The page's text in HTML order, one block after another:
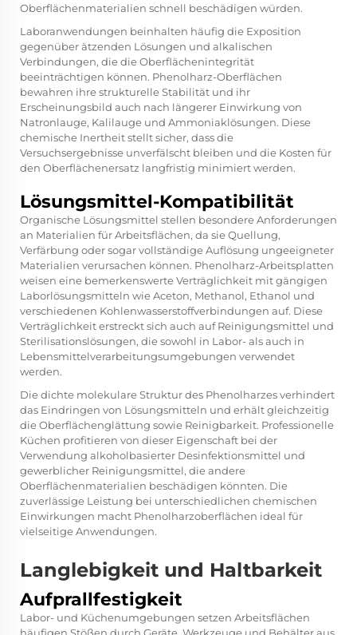
Oberflächenmaterialien schnell beschädigen würden.
Laboranwendungen beinhalten häufig die Exposition
gegenüber ätzenden Lösungen und alkalischen
Verbindungen, die die Oberflächenintegrität
beeinträchtigen können. Phenolharz-Oberflächen
bewahren ihre strukturelle Stabilität und ihr
Erscheinungsbild auch nach längerer Einwirkung von
Natronlauge, Kalilauge und Ammoniaklösungen. Diese
chemische Inertheit stellt sicher, dass die
Versuchsergebnisse unverfälscht bleiben und die Kosten für
den Oberflächenersatz langfristig minimiert werden.
Lösungsmittel-Kompatibilität
Organische Lösungsmittel stellen besondere Anforderungen
an Materialien für Arbeitsflächen, da sie Quellung,
Verfärbung oder sogar vollständige Auflösung ungeeigneter
Materialien verursachen können. Phenolharz-Arbeitsplatten
weisen eine bemerkenswerte Verträglichkeit mit gängigen
Laborlösungsmitteln wie Aceton, Methanol, Ethanol und
verschiedenen Kohlenwasserstoffverbindungen auf. Diese
Verträglichkeit erstreckt sich auch auf Reinigungsmittel und
Sterilisationslösungen, die sowohl in Labor- als auch in
Lebensmittelverarbeitungsumgebungen verwendet
werden.
Die dichte molekulare Struktur des Phenolharzes verhindert
das Eindringen von Lösungsmitteln und erhält gleichzeitig
die Oberflächenglättung sowie Reinigbarkeit. Professionelle
Küchen profitieren von dieser Eigenschaft bei der
Verwendung alkoholbasierter Desinfektionsmittel und
gewerblicher Reinigungsmittel, die andere
Oberflächenmaterialien beschädigen könnten. Die
zuverlässige Leistung bei unterschiedlichen chemischen
Einwirkungen macht Phenolharzoberflächen ideal für
vielseitige Anwendungen.
Langlebigkeit und Haltbarkeit
Aufprallfestigkeit
Labor- und Küchenumgebungen setzen Arbeitsflächen
häufigen Stößen durch Geräte, Werkzeuge und Behälter aus.